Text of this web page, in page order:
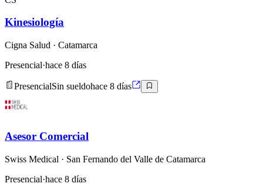
Kinesiología
Cigna Salud · Catamarca
Presencial·hace 8 días
PresencialSin sueldohace 8 días
Asesor Comercial
Swiss Medical · San Fernando del Valle de Catamarca
Presencial·hace 8 días